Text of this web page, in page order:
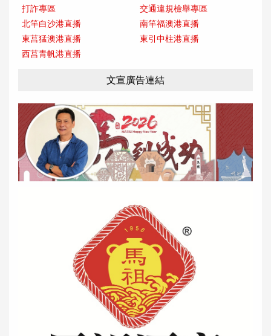
打詐專區
交通違規檢舉專區
北竿白沙港直播
南竿福澳港直播
東莒猛澳港直播
東引中柱港直播
西莒青帆港直播
文宣廣告連結